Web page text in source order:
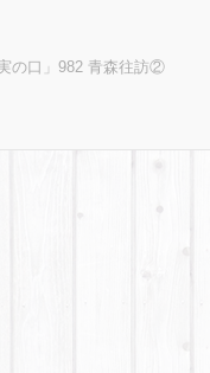
の口」982 青森往訪②